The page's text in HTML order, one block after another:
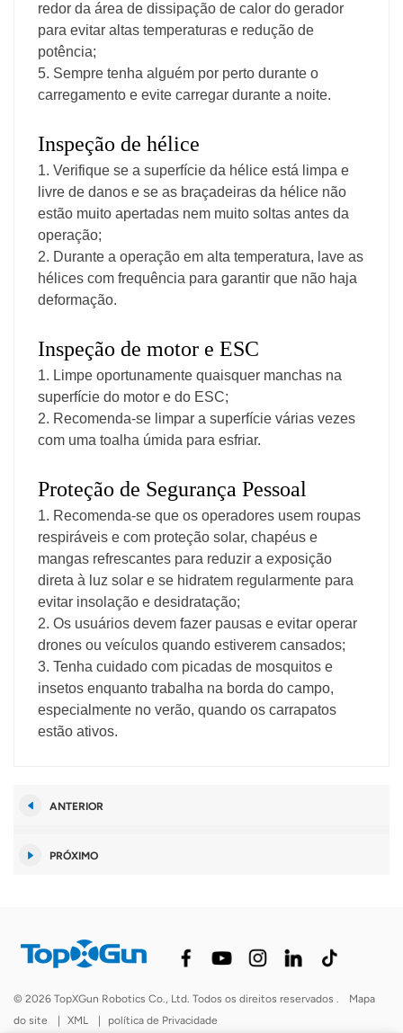
redor da área de dissipação de calor do gerador
para evitar altas temperaturas e redução de
potência;
5. Sempre tenha alguém por perto durante o
carregamento e evite carregar durante a noite.
Inspeção de hélice
1. Verifique se a superfície da hélice está limpa e
livre de danos e se as braçadeiras da hélice não
estão muito apertadas nem muito soltas antes da
operação;
2. Durante a operação em alta temperatura, lave as
hélices com frequência para garantir que não haja
deformação.
Inspeção de motor e ESC
1. Limpe oportunamente quaisquer manchas na
superfície do motor e do ESC;
2. Recomenda-se limpar a superfície várias vezes
com uma toalha úmida para esfriar.
Proteção de Segurança Pessoal
1. Recomenda-se que os operadores usem roupas
respiráveis e com proteção solar, chapéus e
mangas refrescantes para reduzir a exposição
direta à luz solar e se hidratem regularmente para
evitar insolação e desidratação;
2. Os usuários devem fazer pausas e evitar operar
drones ou veículos quando estiverem cansados;
3. Tenha cuidado com picadas de mosquitos e
insetos enquanto trabalha na borda do campo,
especialmente no verão, quando os carrapatos
estão ativos.
ANTERIOR
PRÓXIMO
© 2026 TopXGun Robotics Co., Ltd. Todos os direitos reservados .
Mapa
do site
XML política de Privacidade